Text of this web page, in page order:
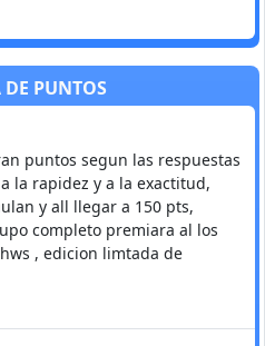
DE PUNTOS
puntos segun las respuestas
la rapidez y a la exactitud,
y all llegar a 150 pts,
completo premiara al los
, edicion limtada de